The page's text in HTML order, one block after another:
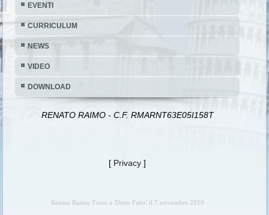
EVENTI
CURRICULUM
NEWS
VIDEO
DOWNLOAD
RENATO RAIMO - C.F. RMARNT63E05I158T
[ Privacy ]
Renato Raimo Tutor a 'Detto Fatto' il 7 novembre 2019